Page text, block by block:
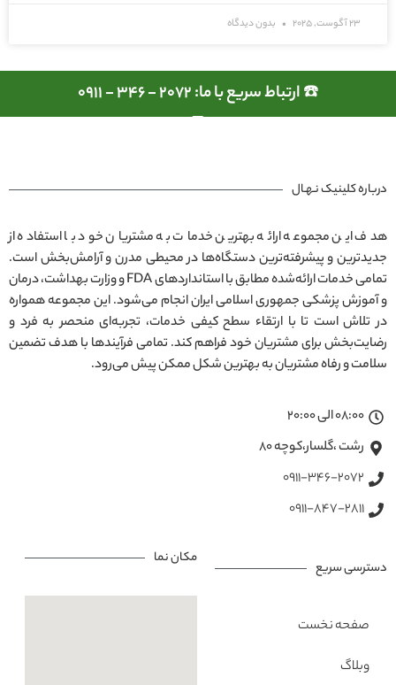
23 آگوست, 2025 بدون دیدگاه
☎️ ارتباط سریع با ما: 2072 - 346 - 0911
درباره کلینیک نـهـال
هدف این مجموعه ارائه بهترین خدمات به مشتریان خود با استفاده از
جدیدترین و پیشرفته‌ترین دستگاه‌ها در محیطی مدرن و آرامش‌بخش است.
تمامی خدمات ارائه‌شده مطابق با استانداردهای FDA و وزارت بهداشت، درمان
و آموزش پزشکی جمهوری اسلامی ایران انجام می‌شود. این مجموعه همواره
در تلاش است تا با ارتقاء سطح کیفی خدمات، تجربه‌ای منحصر به فرد و
رضایت‌بخش برای مشتریان خود فراهم کند. تمامی فرآیندها با هدف تضمین
سلامت و رفاه مشتریان به بهترین شکل ممکن پیش می‌رود.
08:00 الی 20:00
رشت ،گلسار،کوچه ۸۰
0911-346-2072
0911-847-2811
دسترسی سریع
صفحه نخست
وبلاگ
مکان نما